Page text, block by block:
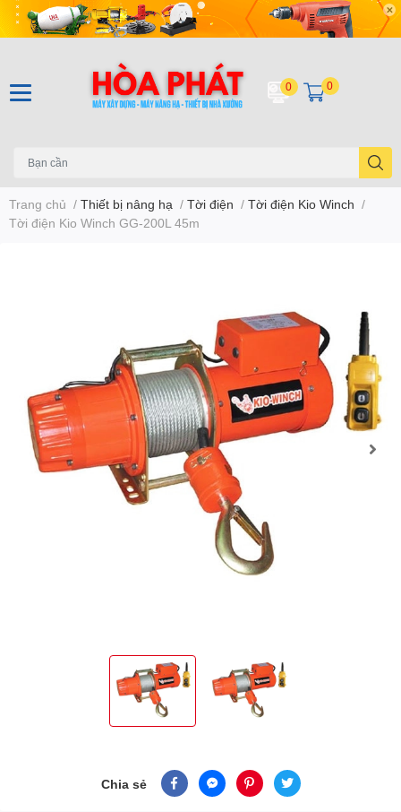
0 0
Trang chủ / Thiết bị nâng hạ / Tời điện / Tời điện Kio Winch /
Tời điện Kio Winch GG-200L 45m
Chia sẻ